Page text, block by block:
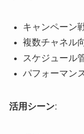
キャンペーン
複数チャネル
スケジュール
パフォーマン
活用シーン: